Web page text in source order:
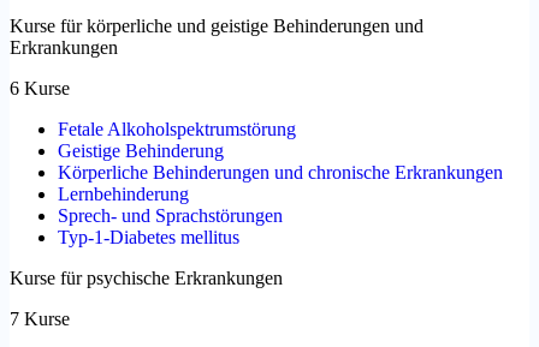
Kurse für körperliche und geistige Behinderungen und
Erkrankungen
6 Kurse
Fetale Alkoholspektrumstörung
Geistige Behinderung
Körperliche Behinderungen und chronische Erkrankungen
Lernbehinderung
Sprech- und Sprachstörungen
Typ-1-Diabetes mellitus
Kurse für psychische Erkrankungen
7 Kurse